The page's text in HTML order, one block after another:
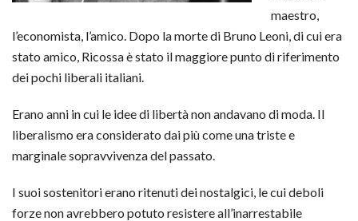
maestro,
l’economista, l’amico. Dopo la morte di Bruno Leoni, di cui era
stato amico, Ricossa è stato il maggiore punto di riferimento
dei pochi liberali italiani.
Erano anni in cui le idee di libertà non andavano di moda. Il
liberalismo era considerato dai più come una triste e
marginale sopravvivenza del passato.
I suoi sostenitori erano ritenuti dei nostalgici, le cui deboli
forze non avrebbero potuto resistere all’inarrestabile